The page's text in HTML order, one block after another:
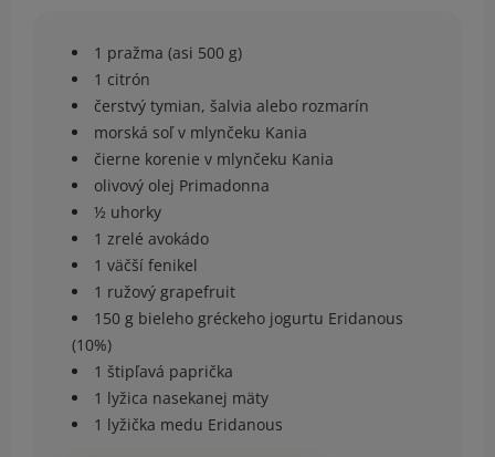
1 pražma (asi 500 g)
1 citrón
čerstvý tymian, šalvia alebo rozmarín
morská soľ v mlynčeku Kania
čierne korenie v mlynčeku Kania
olivový olej Primadonna
½ uhorky
1 zrelé avokádo
1 väčší fenikel
1 ružový grapefruit
150 g bieleho gréckeho jogurtu Eridanous
(10%)
1 štipľavá paprička
1 lyžica nasekanej mäty
1 lyžička medu Eridanous